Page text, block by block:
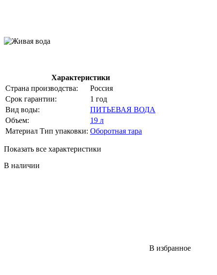
Характеристики
Страна производства:
Россия
Срок гарантии:
1 год
Вид воды:
ПИТЬЕВАЯ ВОДА
Объем:
19 л
Материал Тип упаковки: Оборотная тара
Показать все характеристики
В наличии
В избранное